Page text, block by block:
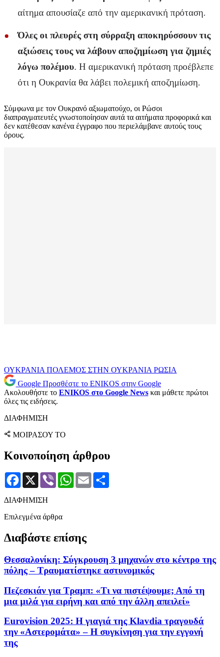
αίτημα απουσίαζε από την αμερικανική πρόταση.
Όλες οι πλευρές στη σύρραξη αποκηρύσσουν τις
αξιώσεις τους να λάβουν αποζημίωση για ζημιές
λόγω πολέμου. Η αμερικανική πρόταση προέβλεπε
ότι η Ουκρανία θα λάβει πολεμική αποζημίωση.
Σύμφωνα με τον Ουκρανό αξιωματούχο, οι Ρώσοι
διαπραγματευτές γνωστοποίησαν αυτά τα αιτήματα προφορικά και
δεν κατέθεσαν κανένα έγγραφο που περιελάμβανε αυτούς τους
όρους.
ΟΥΚΡΑΝΙΑΠΟΛΕΜΟΣ ΣΤΗΝ ΟΥΚΡΑΝΙΑΡΩΣΙΑ
Google Προσθέστε το ENIKOS στην Google
Ακολουθήστε το ENIKOS στο Google News και μάθετε πρώτοι
όλες τις ειδήσεις.
ΔΙΑΦΗΜΙΣΗ
ΜΟΙΡΑΣΟΥ ΤΟ
Κοινοποίηση άρθρου
Facebook
X Viber WhatsApp
Email
ΔΙΑΦΗΜΙΣΗ
Επιλεγμένα άρθρα
Διαβάστε επίσης
Θεσσαλονίκη: Σύγκρουση 3 μηχανών στο κέντρο της
πόλης – Τραυματίστηκε αστυνομικός
Πεζεσκιάν για Τραμπ: «Τι να πιστέψουμε; Από τη
μια μιλά για ειρήνη και από την άλλη απειλεί»
Eurovision 2025: Η γιαγιά της Klavdia τραγουδά
την «Αστερομάτα» – Η συγκίνηση για την εγγονή
της